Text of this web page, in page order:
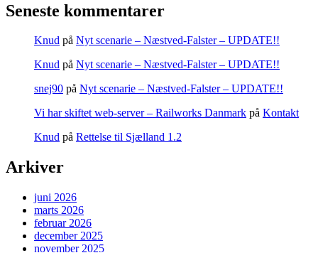
Seneste kommentarer
Knud på Nyt scenarie – Næstved-Falster – UPDATE!!
Knud på Nyt scenarie – Næstved-Falster – UPDATE!!
snej90 på Nyt scenarie – Næstved-Falster – UPDATE!!
Vi har skiftet web-server – Railworks Danmark på Kontakt
Knud på Rettelse til Sjælland 1.2
Arkiver
juni 2026
marts 2026
februar 2026
december 2025
november 2025